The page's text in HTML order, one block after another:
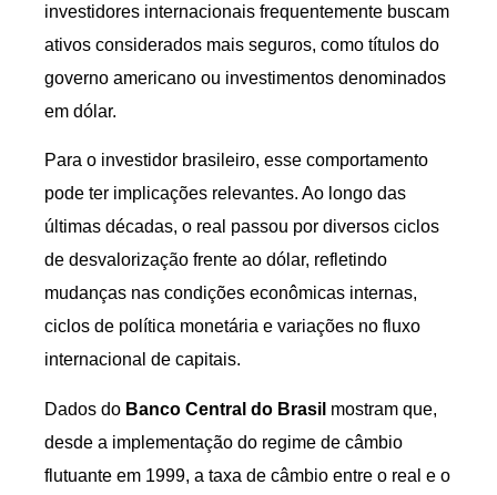
investidores internacionais frequentemente buscam
ativos considerados mais seguros, como títulos do
governo americano ou investimentos denominados
em dólar.
Para o investidor brasileiro, esse comportamento
pode ter implicações relevantes. Ao longo das
últimas décadas, o real passou por diversos ciclos
de desvalorização frente ao dólar, refletindo
mudanças nas condições econômicas internas,
ciclos de política monetária e variações no fluxo
internacional de capitais.
Dados do Banco Central do Brasil mostram que,
desde a implementação do regime de câmbio
flutuante em 1999, a taxa de câmbio entre o real e o